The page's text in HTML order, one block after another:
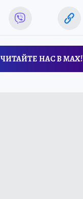
ЧИТАЙТЕ НАС В МАХ!